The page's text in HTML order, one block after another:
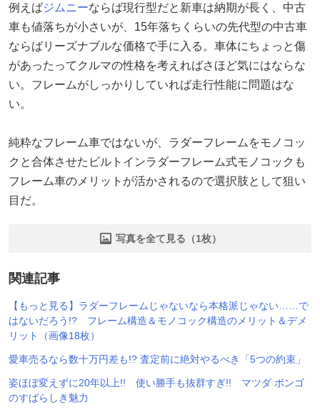
例えばジムニーならば現行型だと新車は納期が長く、中古
車も値落ちが小さいが、15年落ちくらいの先代型の中古車
ならばリーズナブルな価格で手に入る。車体にちょっと傷
があったってクルマの性格を考えればさほど気にはならな
い。フレームがしっかりしていれば走行性能に問題はな
い。
純粋なフレーム車ではないが、ラダーフレームをモノコッ
クと合体させたビルトインラダーフレーム式モノコックも
フレーム車のメリットが活かされるので選択肢として狙い
目だ。
写真を全て見る（1枚）
関連記事
【もっと見る】ラダーフレームじゃないなら本格派じゃない……で
はないだろう!? フレーム構造＆モノコック構造のメリット＆デメ
リット（画像18枚）
愛車売るなら数十万円差も!? 査定前に絶対やるべき「5つの約束」
姿ほぼ変えずに20年以上!! 使い勝手も抜群すぎ!! マツダ ボンゴ
のすばらしき魅力